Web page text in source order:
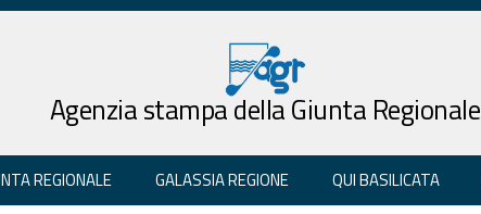
Agenzia stampa della Giunta Regionale
REGIONALE GALASSIA REGIONE QUI BASILICATA